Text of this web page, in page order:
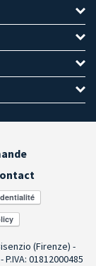
(Firenze) -
P.IVA: 01812000485